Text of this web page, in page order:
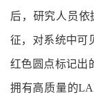
后，研究人员
征，对系统中可
红色圆点标记出
拥有高质量的